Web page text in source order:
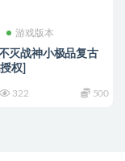
游戏版本
灭战神小极品复古
权]
322 500